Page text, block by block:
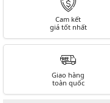
Cam kết
giá tốt nhất
Giao hàng
toàn quốc